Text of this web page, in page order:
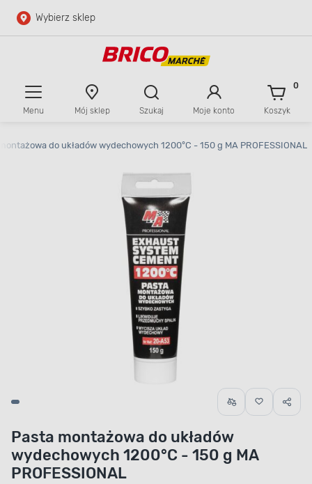
Przejdź do głównej zawartości
Wybierz sklep
Menu Mój sklep Szukaj Moje konto Koszyk
0
do układów wydechowych 1200°C - 150 g MA PROFESSIONAL
Pasta montażowa do układów
wydechowych 1200°C - 150 g MA
PROFESSIONAL